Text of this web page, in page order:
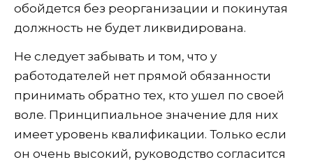
обойдется без реорганизации и покинутая
должность не будет ликвидирована.
Не следует забывать и том, что у
работодателей нет прямой обязанности
принимать обратно тех, кто ушел по своей
воле. Принципиальное значение для них
имеет уровень квалификации. Только если
он очень высокий, руководство согласится